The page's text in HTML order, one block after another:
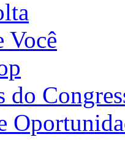
Você
do